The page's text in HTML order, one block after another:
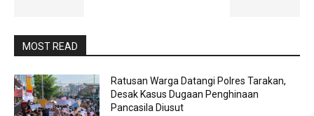
MOST READ
Ratusan Warga Datangi Polres Tarakan,
Desak Kasus Dugaan Penghinaan
Pancasila Diusut